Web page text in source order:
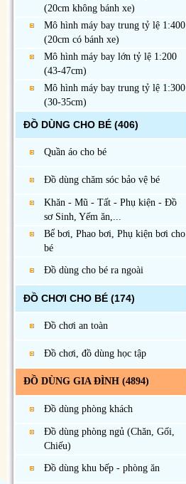
(20cm không bánh xe)
Mô hình máy bay trung tỷ lệ 1:400
(20cm có bánh xe)
Mô hình máy bay lớn tỷ lệ 1:200
(43-47cm)
Mô hình máy bay trung tỷ lệ 1:300
(30-35cm)
ĐỒ DÙNG CHO BÉ (406)
Quần áo cho bé
Đồ dùng chăm sóc bảo vệ bé
Khăn - Mũ - Tất - Phụ kiện - Đồ
sơ Sinh, Yếm ăn,...
Bể bơi, Phao bơi, Phụ kiện bơi cho
bé
Đồ dùng cho bé ra ngoài
ĐỒ CHƠI CHO BÉ (174)
Đồ chơi an toàn
Đồ chơi, đồ dùng học tập
ĐỒ DÙNG GIA ĐÌNH (4894)
Đồ dùng phòng khách
Đồ dùng phòng ngủ (Chăn, Gối,
Chiếu)
Đồ dùng khu bếp - phòng ăn